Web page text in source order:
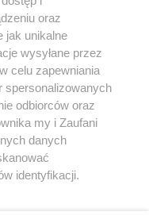
Youtube
oraz
jak unikalne
wysyłane przez
celu zapewniania
spersonalizowanych
odbiorców oraz
my i Zaufani
danych
identyfikacji.